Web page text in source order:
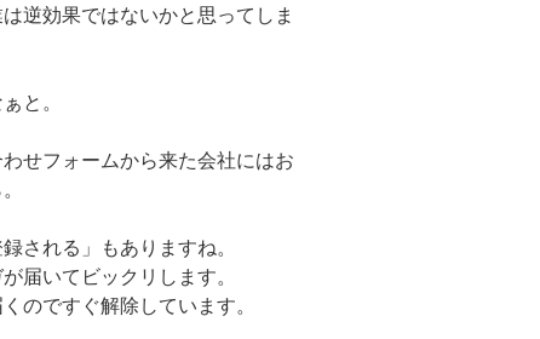
逆効果ではないかと思ってしま
と。
せフォームから来た会社にはお
される」もありますね。
届いてビックリします。
のですぐ解除しています。